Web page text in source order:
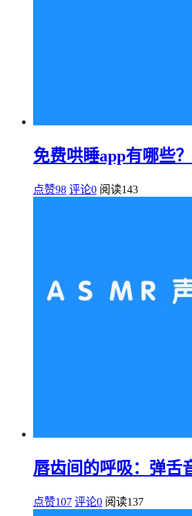
免费哄睡app有哪些？
点赞98 评论0 阅读143
唇齿间的呼吸：弹舌
点赞107 评论0 阅读137